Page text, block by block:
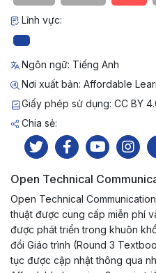
Lĩnh vực:
Ngôn ngữ: Tiếng Anh
Nơi xuất bản: Affordable
Giấy phép sử dụng: CC BY
Chia sẻ:
Open Technical
Open Technical
thuật được cung cấp miễn phí
được phát triển trong khuôn
đổi Giáo trình (Round 3
tục được cập nhật thông qua